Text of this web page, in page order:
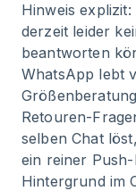
Hinweis
derzeit leider
beantworten
WhatsApp lebt
Retouren-
selben Chat
ein reiner
Hintergrund im